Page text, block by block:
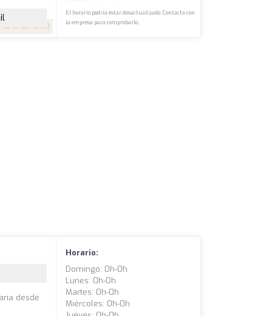
4.3 (6 opiniones)
El horario podría estar desactualizado. Contacta con
la empresa para comprobarlo.
desde
Horario:
Domingo: 0h-0h
Lunes: 0h-0h
Martes: 0h-0h
Miércoles: 0h-0h